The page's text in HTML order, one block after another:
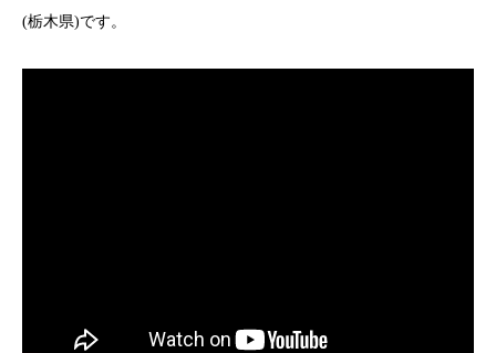
(栃木県)です。